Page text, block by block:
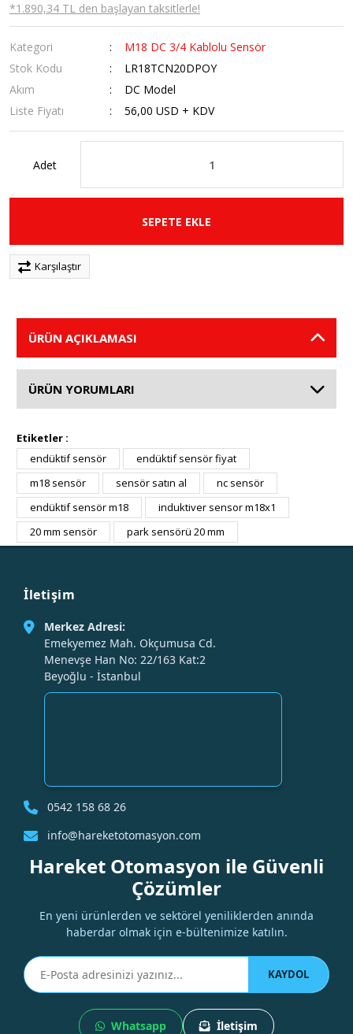
*1.890,34 TL den başlayan taksitlerle!
Kategori
M18 DC 3/4 Kablolu Sensör
Stok Kodu
LR18TCN20DPOY
Akım
DC Model
Liste Fiyatı
56,00 USD + KDV
Adet
SEPETE EKLE
Karşılaştır
ÜRÜN AÇIKLAMASI
ÜRÜN YORUMLARI
Etiketler :
endüktif sensör
endüktif sensör fiyat
m18 sensör
sensör satın al
nc sensör
endüktif sensör m18
induktiver sensor m18x1
20 mm sensör
park sensörü 20 mm
İletişim
Merkez Adresi:
Emekyemez Mah. Okçumusa Cd.
Menevşe Han No: 22/163 Kat:2
Beyoğlu - İstanbul
0542 158 68 26
info@hareketotomasyon.com
Hareket Otomasyon ile Güvenli
Çözümler
En yeni ürünlerden ve sektörel yeniliklerden anında
haberdar olmak için e-bültenimize katılın.
KAYDOL
Whatsapp İletişim